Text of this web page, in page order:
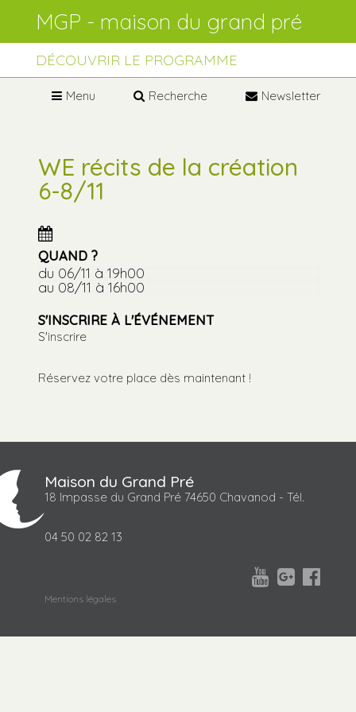
Aller
navigation
personnels
DÉCOUVRIR LE PROGRAMME
Menu Recherche Newsletter
WE récits de la création
6-8/11
QUAND ?
du 06/11 à 19h00
au 08/11 à 16h00
S'INSCRIRE À L'ÉVÉNEMENT
S'inscrire
Réservez votre place dès maintenant !
Maison du Grand Pré
18 Impasse du Grand Pré 74650 Chavanod - Tél.
04 50 02 82 13



Mentions légales